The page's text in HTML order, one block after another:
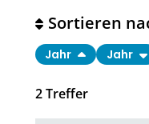
2Treffer
Sortieren
Jahr Jahr